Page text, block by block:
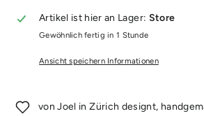
Artikel ist hier an Lager: Store
Gewöhnlich fertig in 1 Stunde
Ansicht speichern Informationen
von Joel in Zürich designt,